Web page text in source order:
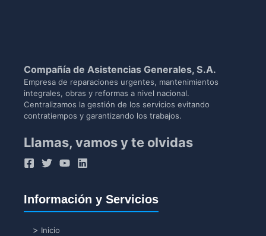
Compañía de Asistencias Generales, S.A.
Empresa de reparaciones urgentes, mantenimientos
integrales, obras y reformas a nivel nacional.
Centralizamos la gestión de los servicios evitando
contratiempos y garantizando los trabajos.
Llamas, vamos y te olvidas
Información y Servicios
Inicio